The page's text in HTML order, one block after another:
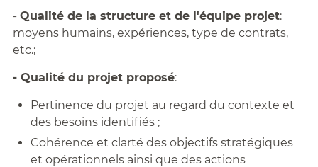
- Qualité de la structure et de l'équipe projet:
moyens humains, expériences, type de contrats,
etc.;
- Qualité du projet proposé:
Pertinence du projet au regard du contexte et
des besoins identifiés ;
Cohérence et clarté des objectifs stratégiques
et opérationnels ainsi que des actions